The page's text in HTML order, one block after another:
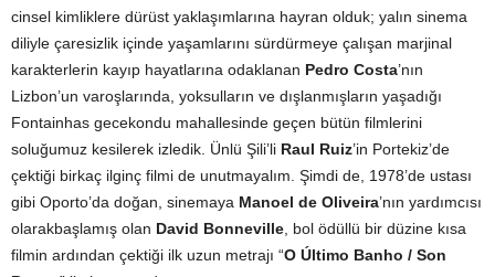
cinsel kimliklere dürüst yaklaşımlarına hayran olduk; yalın sinema
diliyle çaresizlik içinde yaşamlarını sürdürmeye çalışan marjinal
karakterlerin kayıp hayatlarına odaklanan Pedro Costa’nın
Lizbon’un varoşlarında, yoksulların ve dışlanmışların yaşadığı
Fontainhas gecekondu mahallesinde geçen bütün filmlerini
soluğumuz kesilerek izledik. Ünlü Şili’li Raul Ruiz’in Portekiz’de
çektiği birkaç ilginç filmi de unutmayalım. Şimdi de, 1978’de ustası
gibi Oporto’da doğan, sinemaya Manoel de Oliveira’nın yardımcısı
olarakbaşlamış olan David Bonneville , bol ödüllü bir düzine kısa
filmin ardından çektiği ilk uzun metrajı “O Último Banho / Son